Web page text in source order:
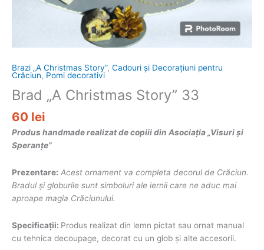
Brazi „A Christmas Story”, Cadouri și Decorațiuni pentru
Crăciun, Pomi decorativi
Brad „A Christmas Story” 33
60 lei
Produs handmade realizat de copiii din Asociația „Visuri și
Speranțe”
Prezentare: Acest ornament va completa decorul de Crăciun.
Bradul și globurile sunt simboluri ale iernii care ne aduc mai
aproape magia Crăciunului.
Specificații: Produs realizat din lemn pictat sau ornat manual
cu tehnica decoupage, decorat cu un glob și alte accesorii.